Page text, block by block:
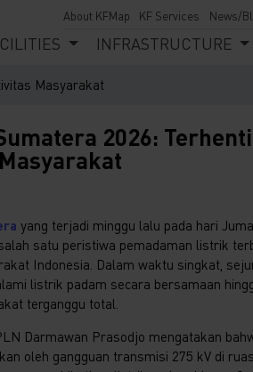
About KFMap KF Services News/
INFRASTRUCTURE
Masyarakat
2026:
yang terjadi minggu lalu pada hari
satu peristiwa pemadaman listrik
Indonesia. Dalam waktu singkat,
listrik padam secara bersamaan
terganggu total.
Darmawan Prasodjo mengatakan
oleh gangguan transmisi 275 kV di